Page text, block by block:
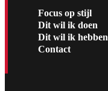
Focus op stijl
Dit wil ik doen
Dit wil ik hebben
Contact